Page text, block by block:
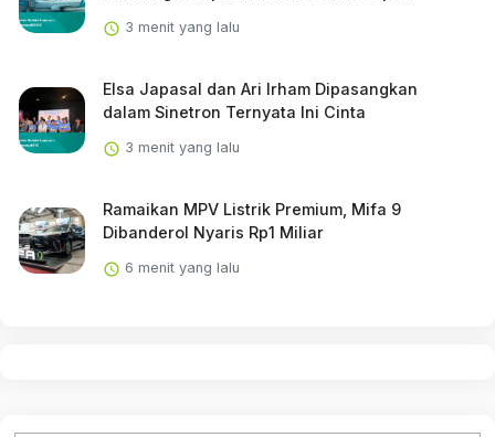
3 menit yang lalu
Elsa Japasal dan Ari Irham Dipasangkan
dalam Sinetron Ternyata Ini Cinta
3 menit yang lalu
Ramaikan MPV Listrik Premium, Mifa 9
Dibanderol Nyaris Rp1 Miliar
6 menit yang lalu